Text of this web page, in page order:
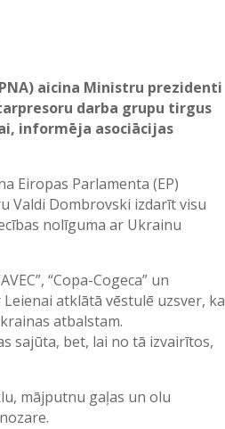
aicina Ministru prezidenti
darba grupu tirgus
informēja asociācijas
Eiropas Parlamenta (EP)
Valdi Dombrovski izdarīt visu
nolīguma ar Ukrainu
“Copa-Cogeca” un
Leienai atklātā vēstulē uzsver, ka
atbalstam.
sajūta, bet, lai no tā izvairītos,
mājputnu gaļas un olu